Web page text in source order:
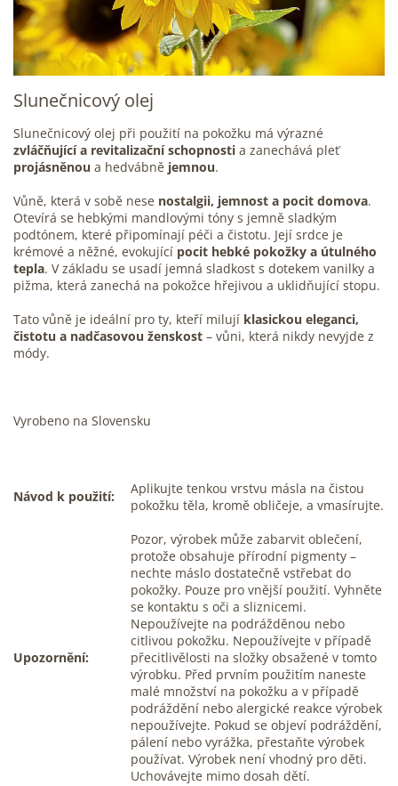
Slunečnicový olej
Slunečnicový olej při použití na pokožku má výrazné
zvláčňující a revitalizační schopnosti a zanechává pleť
projásněnou a hedvábně jemnou.
Vůně, která v sobě nese nostalgii, jemnost a pocit domova.
Otevírá se hebkými mandlovými tóny s jemně sladkým
podtónem, které připomínají péči a čistotu. Její srdce je
krémové a něžné, evokující pocit hebké pokožky a útulného
tepla. V základu se usadí jemná sladkost s dotekem vanilky a
pižma, která zanechá na pokožce hřejivou a uklidňující stopu.
Tato vůně je ideální pro ty, kteří milují klasickou eleganci,
čistotu a nadčasovou ženskost – vůni, která nikdy nevyjde z
módy.
Vyrobeno na Slovensku
Návod k použití:
Aplikujte tenkou vrstvu másla na čistou
pokožku těla, kromě obličeje, a vmasírujte.
Upozornění:
Pozor, výrobek může zabarvit oblečení,
protože obsahuje přírodní pigmenty –
nechte máslo dostatečně vstřebat do
pokožky. Pouze pro vnější použití. Vyhněte
se kontaktu s oči a sliznicemi.
Nepoužívejte na podrážděnou nebo
citlivou pokožku. Nepoužívejte v případě
přecitlivělosti na složky obsažené v tomto
výrobku. Před prvním použitím naneste
malé množství na pokožku a v případě
podráždění nebo alergické reakce výrobek
nepoužívejte. Pokud se objeví podráždění,
pálení nebo vyrážka, přestaňte výrobek
používat. Výrobek není vhodný pro děti.
Uchovávejte mimo dosah dětí.